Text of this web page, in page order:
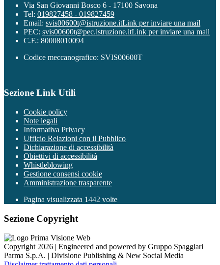
Via San Giovanni Bosco 6 - 17100 Savona
Tel: 019827458 - 019827459
Email: svis00600t@istruzione.itLink per inviare una mail
PEC: svis00600t@pec.istruzione.itLink per inviare una mail
C.F.: 80008010094
Codice meccanografico: SVIS00600T
Sezione Link Utili
Cookie policy
Note legali
Informativa Privacy
Ufficio Relazioni con il Pubblico
Dichiarazione di accessibilità
Obiettivi di accessibilità
Whistleblowing
Gestione consensi cookie
Amministrazione trasparente
Pagina visualizzata 1442 volte
Sezione Copyright
Copyright 2026 | Engineered and powered by Gruppo Spaggiari
Parma S.p.A. | Divisione Publishing & New Social Media